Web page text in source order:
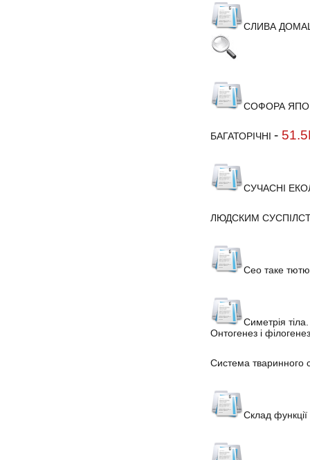
СЛИВА
СОФОРА
БАГАТОРІЧНІ -
СУЧАСНІ
ЛЮДСКИМ
Сео таке
Симетрія
Онтогенез і
Система тваринного
Склад функції